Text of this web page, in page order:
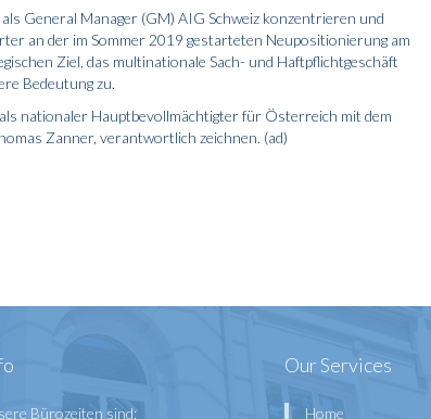
General Manager (GM) AIG Schweiz konzentrieren und
an der im Sommer 2019 gestarteten Neupositionierung am
Ziel, das multinationale Sach- und Haftpflichtgeschäft
Bedeutung zu.
nationaler Hauptbevollmächtigter für Österreich mit dem
Zanner, verantwortlich zeichnen. (ad)
Bürozeiten sind:
Our Services
Home